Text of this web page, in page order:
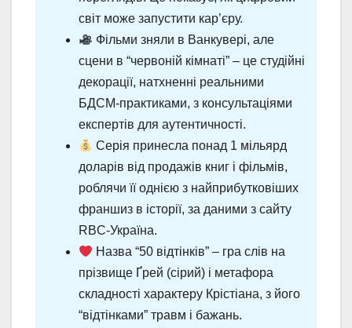
світ може запустити кар’єру.
Фільми зняли в Ванкувері, але
сцени в “червоній кімнаті” – це студійні
декорації, натхненні реальними
БДСМ-практиками, з консультаціями
експертів для аутентичності.
Серія принесла понад 1 мільярд
доларів від продажів книг і фільмів,
роблячи її однією з найприбутковіших
франшиз в історії, за даними з сайту
RBC-Україна.
Назва “50 відтінків” – гра слів на
прізвище Ґрей (сірий) і метафора
складності характеру Крістіана, з його
“відтінками” травм і бажань.